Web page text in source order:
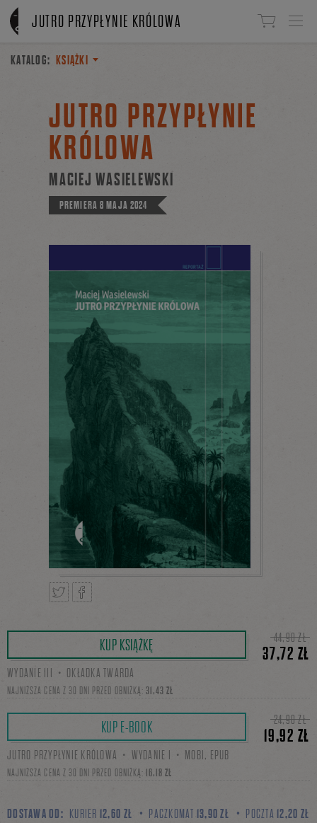
Linki do przejścia
JUTRO PRZYPŁYNIE KRÓLOWA
KATALOG: KSIĄŻKI
JUTRO PRZYPŁYNIE
KRÓLOWA
MACIEJ WASIELEWSKI
PREMIERA8 MAJA 2024
TweetnijPodziel
się
na
KUP KSIĄŻKĘ 44,90 ZŁ
37,72 ZŁ
WYDANIE III・OKŁADKA TWARDA
NAJNIŻSZA CENA Z 30 DNI PRZED OBNIŻKĄ: 31,43 ZŁ
KUP E-BOOK 24,90 ZŁ
19,92 ZŁ
JUTRO PRZYPŁYNIE KRÓLOWA・WYDANIE I・MOBI, EPUB
NAJNIŻSZA CENA Z 30 DNI PRZED OBNIŻKĄ: 16,18 ZŁ
DOSTAWA OD: KURIER 12,60 ZŁ PACZKOMAT 13,90 ZŁ POCZTA 12,20 ZŁ